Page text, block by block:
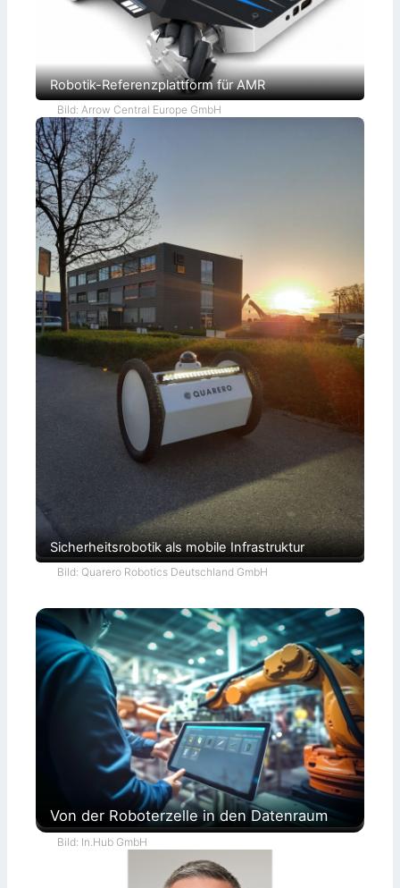
Robotik-Referenzplattform für AMR
Bild: Arrow Central Europe GmbH
Sicherheitsrobotik als mobile Infrastruktur
Bild: Quarero Robotics Deutschland GmbH
Von der Roboterzelle in den Datenraum
Bild: In.Hub GmbH